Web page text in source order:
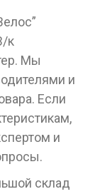
к
Мы
и
Если
и
склад